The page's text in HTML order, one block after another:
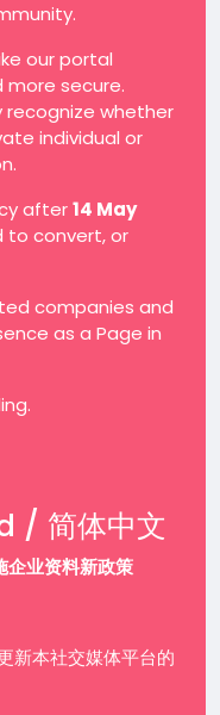
our portal
secure.
recognize whether
individual or
after14 May
to convert, or
companies and
as a Page in
/ 简体中文
企业资料新政策
新本社交媒体平台的